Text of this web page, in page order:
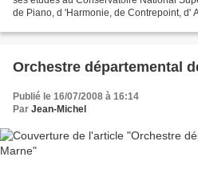
de Piano, d 'Harmonie, de Contrepoint, d'
Orchestre départemental
Publié le 16/07/2008 à 16:14
Par Jean-Michel